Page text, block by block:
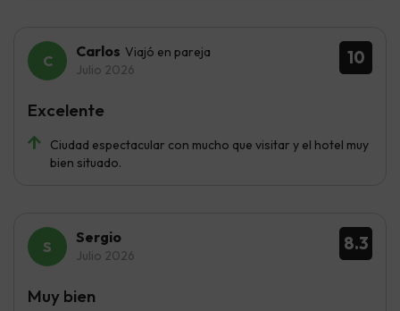
10
Carlos Viajó en pareja
Julio 2026
Ciudad espectacular con mucho que visitar y el hotel muy
bien situado.
Excelente
8.3
Sergio
Julio 2026
Muy bien